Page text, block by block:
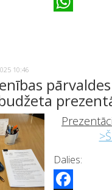
10:46
pārvaldes
Dalies: